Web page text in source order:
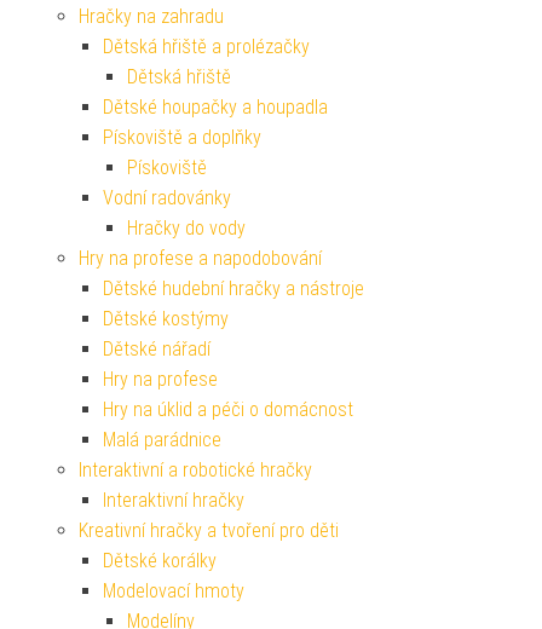
Hračky na zahradu
Dětská hřiště a prolézačky
Dětská hřiště
Dětské houpačky a houpadla
Pískoviště a doplňky
Pískoviště
Vodní radovánky
Hračky do vody
Hry na profese a napodobování
Dětské hudební hračky a nástroje
Dětské kostýmy
Dětské nářadí
Hry na profese
Hry na úklid a péči o domácnost
Malá parádnice
Interaktivní a robotické hračky
Interaktivní hračky
Kreativní hračky a tvoření pro děti
Dětské korálky
Modelovací hmoty
Modelíny